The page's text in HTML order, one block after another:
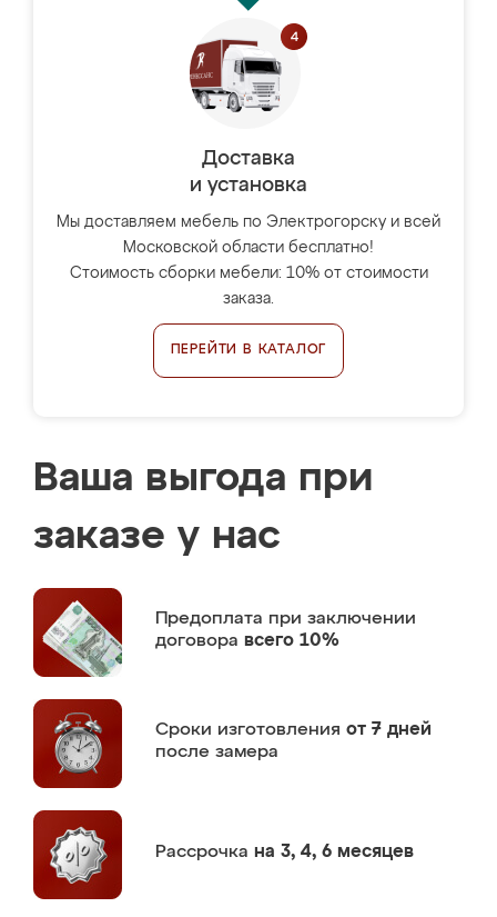
Доставка
и установка
Мы доставляем мебель по Электрогорску и всей
Московской области бесплатно!
Стоимость сборки мебели: 10% от стоимости
заказа.
ПЕРЕЙТИ В КАТАЛОГ
Ваша выгода при
заказе у нас
Предоплата при заключении
договора всего 10%
Сроки изготовления от 7 дней
после замера
Рассрочка на 3, 4, 6 месяцев